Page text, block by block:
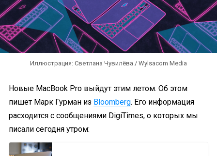
Иллюстрация: Светлана Чувилёва / Wylsacom Media
Новые MacBook Pro выйдут этим летом. Об этом
пишет Марк Гурман из Bloomberg. Его информация
расходится с сообщениями DigiTimes, о которых мы
писали сегодня утром: